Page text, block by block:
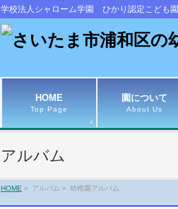
学校法人シャローム学園 ひかり認定こども園
HOME
Top Page
園について
About Us
アルバム
HOME » アルバム » 幼稚園アルバム